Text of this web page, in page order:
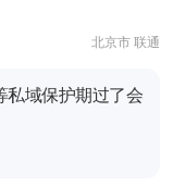
北京市 联通
私域保护期过了会